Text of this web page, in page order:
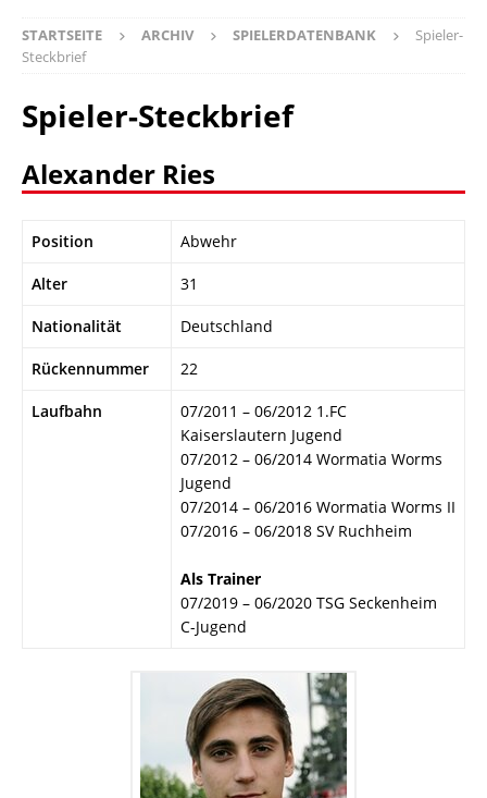
STARTSEITE ARCHIV SPIELERDATENBANK
Spieler-
Steckbrief
Spieler-Steckbrief
Alexander Ries
Position Abwehr
Alter 31
Nationalität Deutschland
Rückennummer 22
Laufbahn
07/2011 – 06/2012 1.FC
Kaiserslautern Jugend
07/2012 – 06/2014 Wormatia Worms
Jugend
07/2014 – 06/2016 Wormatia Worms II
07/2016 – 06/2018 SV Ruchheim
Als Trainer
07/2019 – 06/2020 TSG Seckenheim
C-Jugend